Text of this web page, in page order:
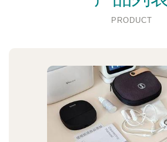
PRODUCT